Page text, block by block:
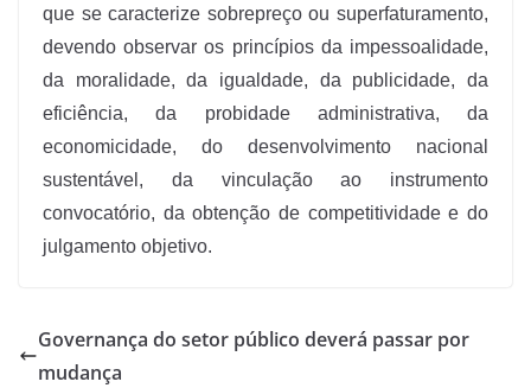
que se caracterize sobrepreço ou superfaturamento,
devendo observar os princípios da impessoalidade,
da moralidade, da igualdade, da publicidade, da
eficiência, da probidade administrativa, da
economicidade, do desenvolvimento nacional
sustentável, da vinculação ao instrumento
convocatório, da obtenção de competitividade e do
julgamento objetivo.
Governança do setor público deverá passar por
mudança